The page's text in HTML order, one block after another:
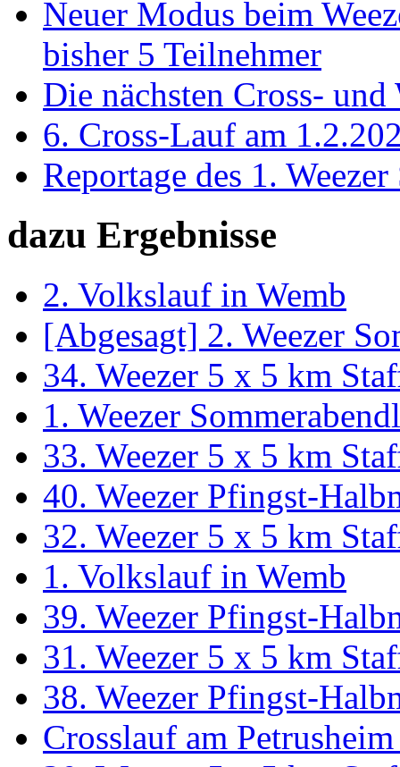
Neuer Modus beim
bisher 5 Teilnehmer
Die nächsten Cross-
6. Cross-Lauf am
Reportage des 1.
dazu Ergebnisse
2. Volkslauf in Wemb
[Abgesagt] 2. Weezer
34. Weezer 5 x 5 km
1. Weezer
33. Weezer 5 x 5 km
40. Weezer Pfingst-
32. Weezer 5 x 5 km
1. Volkslauf in Wemb
39. Weezer Pfingst-
31. Weezer 5 x 5 km
38. Weezer Pfingst-
Crosslauf am